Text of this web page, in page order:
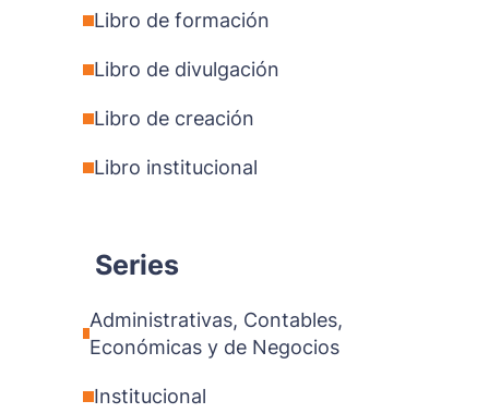
Libro de formación
Libro de divulgación
Libro de creación
Libro institucional
Series
Administrativas, Contables,
Económicas y de Negocios
Institucional